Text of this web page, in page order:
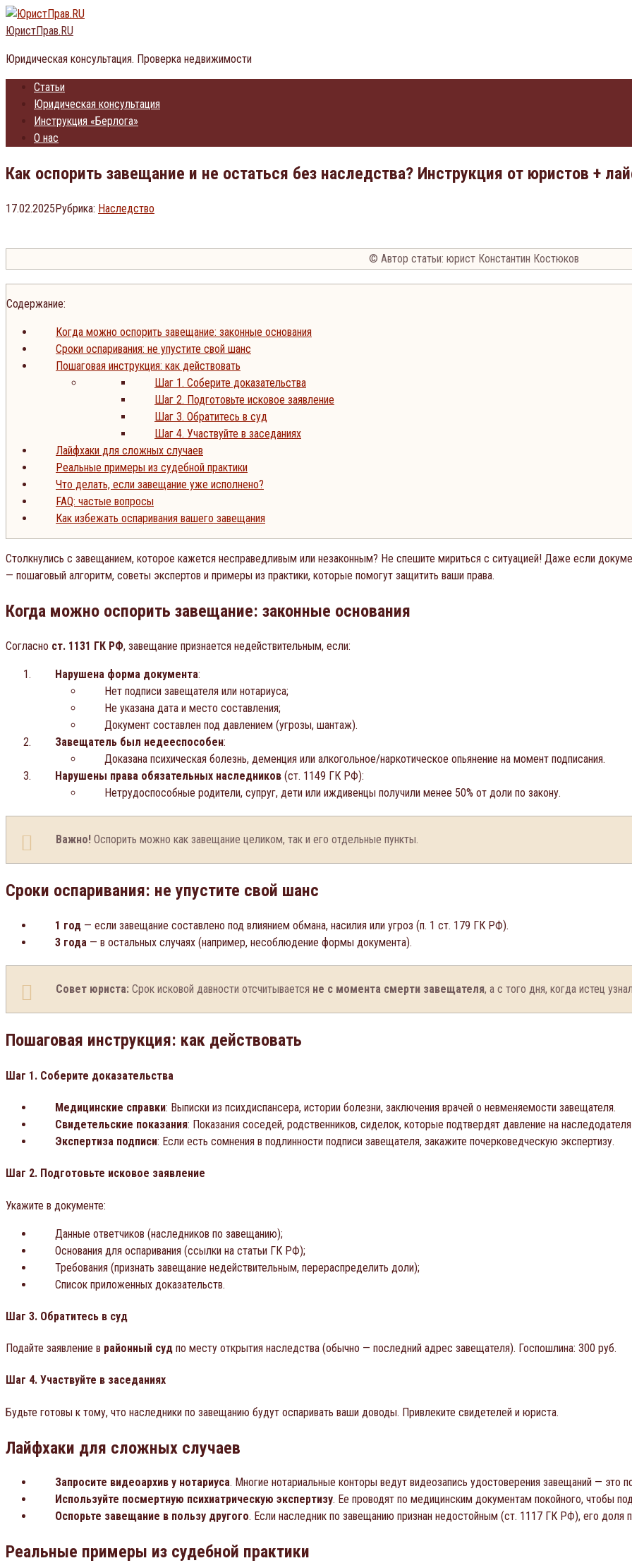
Перейти
к
ЮристПрав.RU
Юридическая консультация. Проверка недвижимости
Статьи
Юридическая консультация
Инструкция «Берлога»
О нас
Как оспорить завещание и не остаться без наследства? Инструкция от юристов +
17.02.2025Рубрика: Наследство
© Автор статьи: юрист Константин Костюков
Содержание:
Когда можно оспорить завещание: законные основания
Сроки оспаривания: не упустите свой шанс
Пошаговая инструкция: как действовать
Шаг 1. Соберите доказательства
Шаг 2. Подготовьте исковое заявление
Шаг 3. Обратитесь в суд
Шаг 4. Участвуйте в заседаниях
Лайфхаки для сложных случаев
Реальные примеры из судебной практики
Что делать, если завещание уже исполнено?
FAQ: частые вопросы
Как избежать оспаривания вашего завещания
Столкнулись с завещанием, которое кажется несправедливым или незаконным? Не спешите мириться с ситуацией! Даже если
— пошаговый алгоритм, советы экспертов и примеры из практики, которые помогут защитить ваши права.
Когда можно оспорить завещание: законные основания
Согласно ст. 1131 ГК РФ, завещание признается недействительным, если:
Нарушена форма документа:
Нет подписи завещателя или нотариуса;
Не указана дата и место составления;
Документ составлен под давлением (угрозы, шантаж).
Завещатель был недееспособен:
Доказана психическая болезнь, деменция или алкогольное/наркотическое опьянение на момент подписания.
Нарушены права обязательных наследников (ст. 1149 ГК РФ):
Нетрудоспособные родители, супруг, дети или иждивенцы получили менее 50% от доли по закону.
Важно! Оспорить можно как завещание целиком, так и его отдельные пункты.
Сроки оспаривания: не упустите свой шанс
1 год — если завещание составлено под влиянием обмана, насилия или угроз (п. 1 ст. 179 ГК РФ).
3 года — в остальных случаях (например, несоблюдение формы документа).
Совет юриста: Срок исковой давности отсчитывается не с момента смерти завещателя, а с того дня, когда истец
Пошаговая инструкция: как действовать
Шаг 1. Соберите доказательства
Медицинские справки: Выписки из психдиспансера, истории болезни, заключения врачей о невменяемости завещателя.
Свидетельские показания: Показания соседей, родственников, сиделок, которые подтвердят давление на
Экспертиза подписи: Если есть сомнения в подлинности подписи завещателя, закажите почерковедческую экспертизу.
Шаг 2. Подготовьте исковое заявление
Укажите в документе:
Данные ответчиков (наследников по завещанию);
Основания для оспаривания (ссылки на статьи ГК РФ);
Требования (признать завещание недействительным, перераспределить доли);
Список приложенных доказательств.
Шаг 3. Обратитесь в суд
Подайте заявление в районный суд по месту открытия наследства (обычно — последний адрес завещателя). Госпошлина: 300 руб.
Шаг 4. Участвуйте в заседаниях
Будьте готовы к тому, что наследники по завещанию будут оспаривать ваши доводы. Привлеките свидетелей и юриста.
Лайфхаки для сложных случаев
Запросите видеоархив у нотариуса. Многие нотариальные конторы ведут видеозапись удостоверения завещаний — это
Используйте посмертную психиатрическую экспертизу. Ее проводят по медицинским документам покойного, чтобы
Оспорьте завещание в пользу другого. Если наследник по завещанию признан недостойным (ст. 1117 ГК РФ), его доля
Реальные примеры из судебной практики